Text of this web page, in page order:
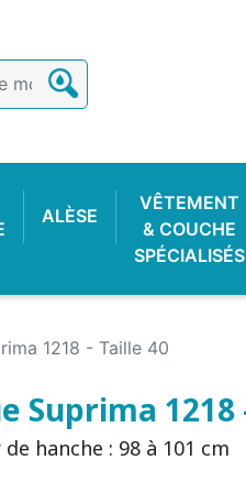
ALÈSE
VÊTEMENT
& COUCHE
SPÉCIALISÉS
1218 - Taille 40
Suprima 1218
hanche : 98 à 101 cm